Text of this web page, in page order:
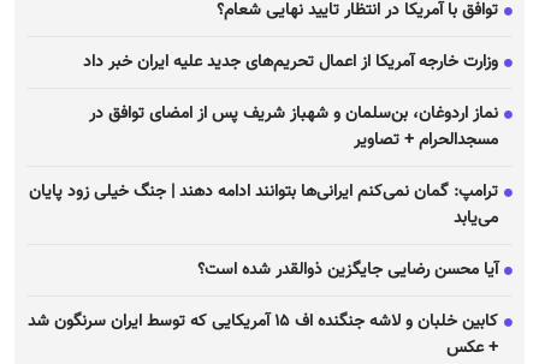
توافق با آمریکا در انتظار تایید نهایی شعام؟
وزارت خارجه آمریکا از اعمال تحریم‌های جدید علیه ایران خبر داد
نماز اردوغان، بن‌سلمان و شهباز شریف پس از امضای توافق در
مسجدالحرام + تصاویر
ترامپ: گمان نمی‌کنم ایرانی‌ها بتوانند ادامه دهند | جنگ خیلی زود پایان
می‌یابد
آیا محسن رضایی جایگزین ذوالقدر شده است؟
کابین خلبان و لاشه جنگنده اف ۱۵ آمریکایی که توسط ایران سرنگون شد
+ عکس